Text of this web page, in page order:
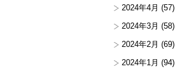
2024年4月 (57)
2024年3月 (58)
2024年2月 (69)
2024年1月 (94)